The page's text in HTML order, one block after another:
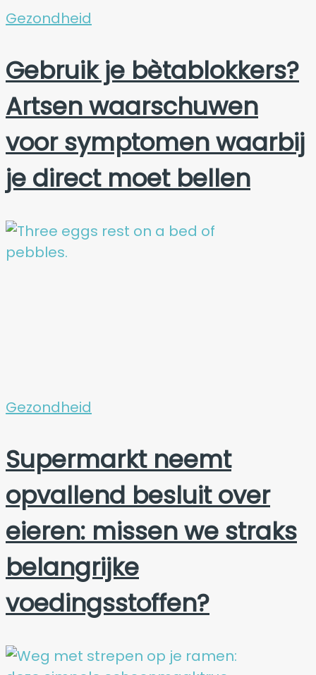
Gezondheid
Gebruik je bètablokkers?
Artsen waarschuwen
voor symptomen waarbij
je direct moet bellen
Gezondheid
Supermarkt neemt
opvallend besluit over
eieren: missen we straks
belangrijke
voedingsstoffen?